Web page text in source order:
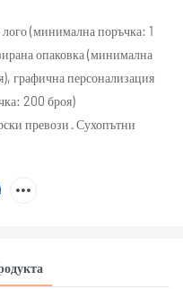
(минимална поръчка: 1
опаковка (минимална
графична персонализация
200 броя)
превози · Сухопътни